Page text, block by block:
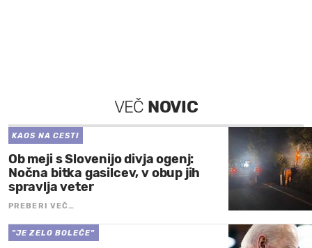
VEČ NOVIC
KAOS NA CESTI
Ob meji s Slovenijo divja ogenj:
Nočna bitka gasilcev, v obup jih
spravlja veter
PREBERI VEČ…
"JE ZELO BOLEČE"